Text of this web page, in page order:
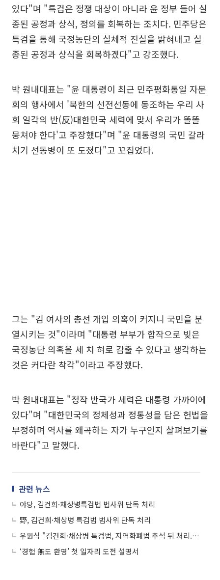
있다"며 "특검은 정쟁 대상이 아니라 윤 정부 들어 실
종된 공정과 상식, 정의를 회복하는 조치다. 민주당은
특검을 통해 국정농단의 실체적 진실을 밝혀내고 실
종된 공정과 상식을 회복하겠다"고 강조했다.
박 원내대표는 "윤 대통령이 최근 민주평화통일 자문
회의 행사에서 '북한의 선전선동에 동조하는 우리 사
회 일각의 반(反)대한민국 세력에 맞서 우리가 똘똘
뭉쳐야 한다'고 주장했다"며 "윤 대통령의 국민 갈라
치기 선동병이 또 도졌다"고 꼬집었다.
그는 "김 여사의 총선 개입 의혹이 커지니 국민을 분
열시키는 것"이라며 "대통령 부부가 합작으로 빚은
국정농단 의혹을 세 치 혀로 감출 수 있다고 생각하는
것은 커다란 착각"이라고 주장했다.
박 원내대표는 "정작 반국가 세력은 대통령 가까이에
있다"며 "대한민국의 정체성과 정통성을 담은 헌법을
부정하며 역사를 왜곡하는 자가 누구인지 살펴보기를
바란다"고 말했다.
관련 뉴스
야당, 김건희·채상병특검법 법사위 단독 처리
野, 김건희·채상병 특검법 법사위 단독 처리
우원식 "김건희·채상병 특검법, 지역화폐법 추석 뒤 처리...의정갈등 해결이 우선"
‘경험 無도 환영’ 첫 일자리 도전 설명서